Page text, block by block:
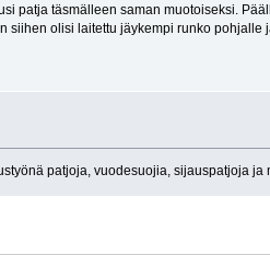
patja täsmälleen saman muotoiseksi.
siihen olisi laitettu jäykempi runko pohjalle
patjoja, vuodesuojia, sijauspatjoja